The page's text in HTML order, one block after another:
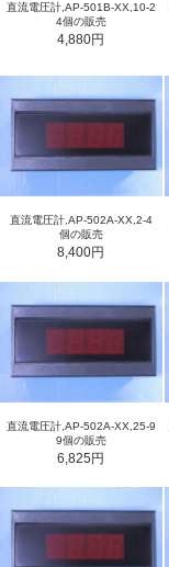
直流電圧計,AP-501B-XX,10-2
4個の販売
4,880円
直流電圧計,AP-502A-XX,2-4
個の販売
8,400円
直流電圧計,AP-502A-XX,25-9
9個の販売
6,825円